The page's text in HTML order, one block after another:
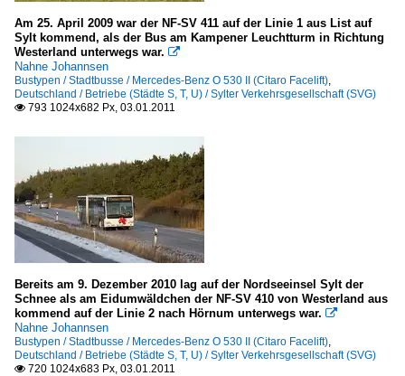
Am 25. April 2009 war der NF-SV 411 auf der Linie 1 aus List auf
Sylt kommend, als der Bus am Kampener Leuchtturm in Richtung
Westerland unterwegs war. 
Nahne Johannsen
Bustypen / Stadtbusse / Mercedes-Benz O 530 II (Citaro Facelift),
Deutschland / Betriebe (Städte S, T, U) / Sylter Verkehrsgesellschaft (SVG)
 793 1024x682 Px, 03.01.2011
Bereits am 9. Dezember 2010 lag auf der Nordseeinsel Sylt der
Schnee als am Eidumwäldchen der NF-SV 410 von Westerland aus
kommend auf der Linie 2 nach Hörnum unterwegs war. 
Nahne Johannsen
Bustypen / Stadtbusse / Mercedes-Benz O 530 II (Citaro Facelift),
Deutschland / Betriebe (Städte S, T, U) / Sylter Verkehrsgesellschaft (SVG)
 720 1024x683 Px, 03.01.2011